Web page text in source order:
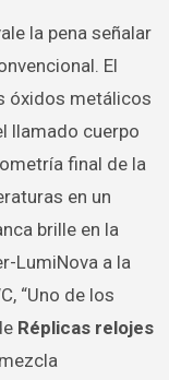
la pena señalar
El
óxidos metálicos
llamado cuerpo
final de la
en un
brille en la
LumiNova a la
“Uno de los
Réplicas relojes